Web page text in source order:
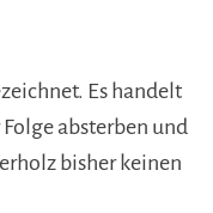
Es handelt
absterben und
bisher keinen